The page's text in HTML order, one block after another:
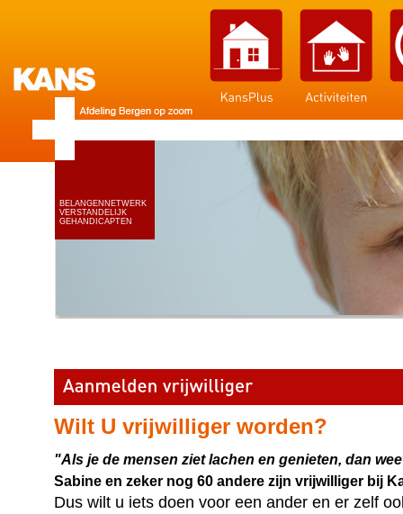
BELANGENNETWERK
VERSTANDELIJK
GEHANDICAPTEN
Wilt U vrijwilliger worden?
"Als je de mensen ziet lachen en genieten, dan
Sabine en zeker nog 60 andere zijn vrijwilliger bij
Dus wilt u iets doen voor een ander en er zelf